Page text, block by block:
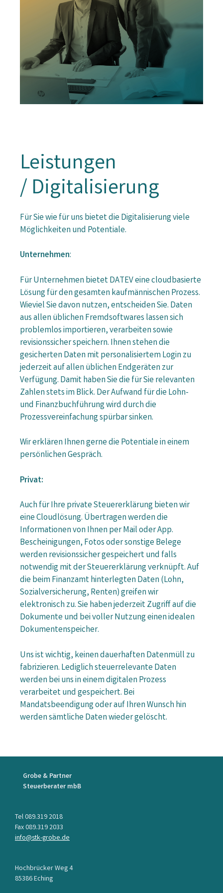
Leistungen
/ Digitalisierung
Für Sie wie für uns bietet die Digitalisierung viele
Möglichkeiten und Potentiale.
Unternehmen:
Für Unternehmen bietet DATEV eine cloudbasierte
Lösung für den gesamten kaufmännischen Prozess.
Wieviel Sie davon nutzen, entscheiden Sie. Daten
aus allen üblichen Fremdsoftwares lassen sich
problemlos importieren, verarbeiten sowie
revisionssicher speichern. Ihnen stehen die
gesicherten Daten mit personalisiertem Login zu
jederzeit auf allen üblichen Endgeräten zur
Verfügung. Damit haben Sie die für Sie relevanten
Zahlen stets im Blick. Der Aufwand für die Lohn-
und Finanzbuchführung wird durch die
Prozessvereinfachung spürbar sinken.
Wir erklären Ihnen gerne die Potentiale in einem
persönlichen Gespräch.
Privat:
Auch für Ihre private Steuererklärung bieten wir
eine Cloudlösung. Übertragen werden die
Informationen von Ihnen per Mail oder App.
Bescheinigungen, Fotos oder sonstige Belege
werden revisionssicher gespeichert und falls
notwendig mit der Steuererklärung verknüpft. Auf
die beim Finanzamt hinterlegten Daten (Lohn,
Sozialversicherung, Renten) greifen wir
elektronisch zu. Sie haben jederzeit Zugriff auf die
Dokumente und bei voller Nutzung einen idealen
Dokumentenspeicher.
Uns ist wichtig, keinen dauerhaften Datenmüll zu
fabrizieren. Lediglich steuerrelevante Daten
werden bei uns in einem digitalen Prozess
verarbeitet und gespeichert. Bei
Mandatsbeendigung oder auf Ihren Wunsch hin
werden sämtliche Daten wieder gelöscht.
Grobe & Partner
Steuerberater mbB
Tel 089.319 2018
Fax 089.319 2033
info@stk-grobe.de
Hochbrücker Weg 4
85386 Eching